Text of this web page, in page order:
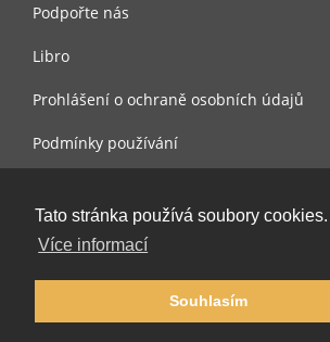
Tato stránka používá soubory cookies.
Více informací
Souhlasím
Podpořte nás
Libro
Prohlášení o ochraně osobních údajů
Podmínky používání
© 2002-2026 lernu.net |